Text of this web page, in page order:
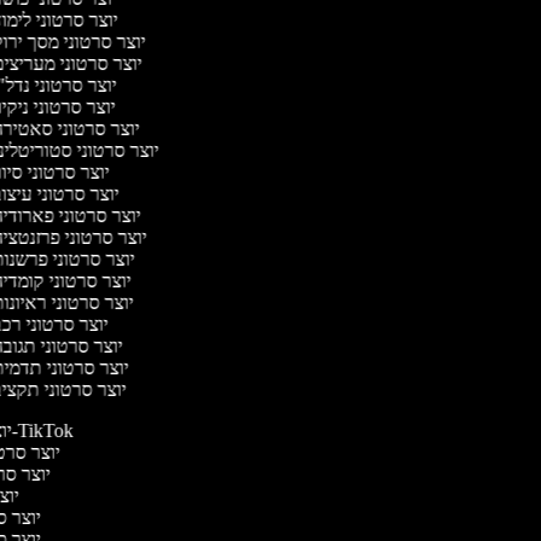
יוצר סרטוני
יוצר סרטוני מסך
יוצר סרטוני
יוצר סרטוני
יוצר סרטוני
יוצר סרטוני
יוצר סרטוני
יוצר סרטוני
יוצר סרטוני
יוצר סרטוני
יוצר סרטוני
יוצר סרטוני
יוצר סרטוני
יוצר סרטוני
יוצר סרטוני
יוצר סרטוני
יוצר סרטוני
יוצר סרטוני
יוצר סרטונים ל-TikTok
יוצר
יוצר
יוצר